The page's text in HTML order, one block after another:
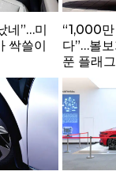
네”…미
싹쓸이
“1,000
다”…볼
푼 플래